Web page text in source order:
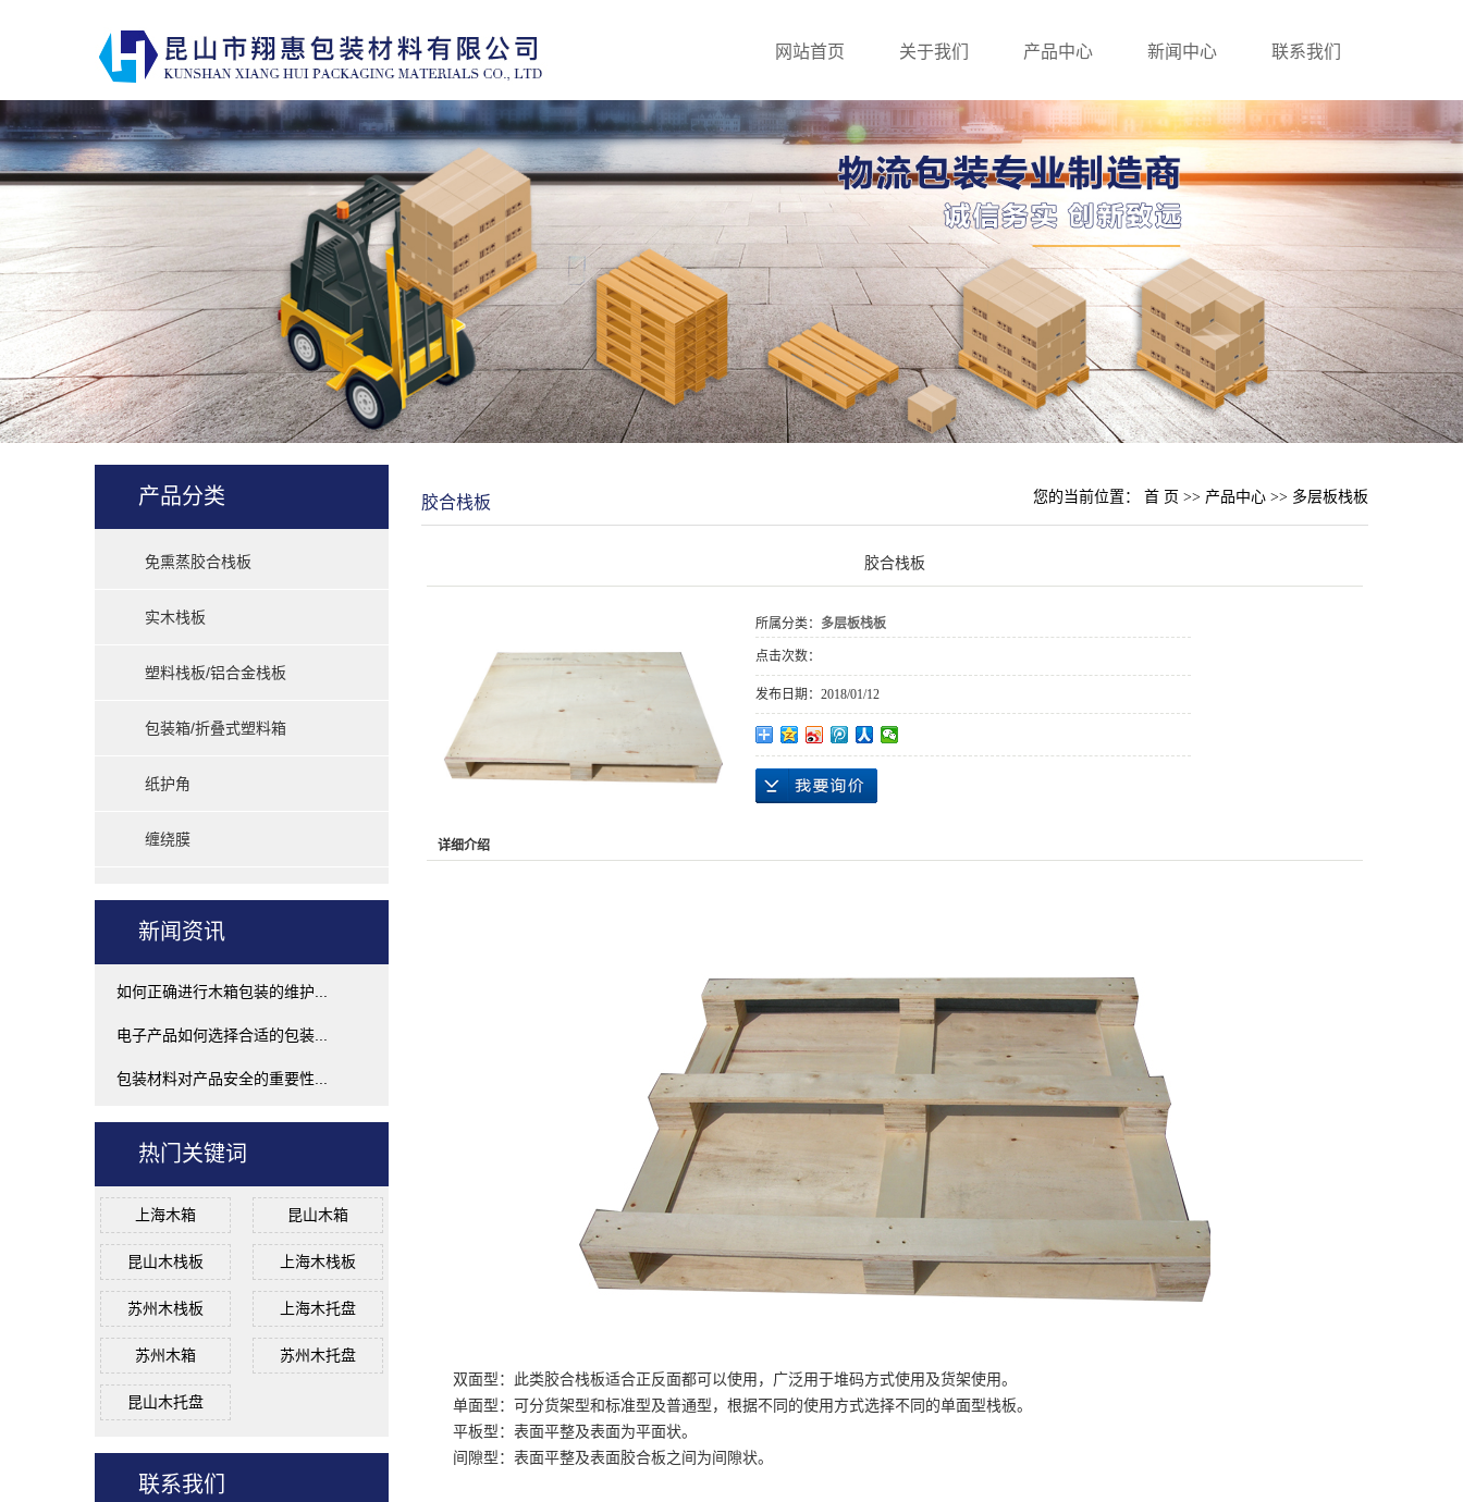
网站首页 关于我们 产品中心 新闻中心 联系我们
产品分类
免熏蒸胶合栈板
实木栈板
塑料栈板/铝合金栈板
包装箱/折叠式塑料箱
纸护角
缠绕膜
新闻资讯
如何正确进行木箱包装的维护...
电子产品如何选择合适的包装...
包装材料对产品安全的重要性...
热门关键词
上海木箱 昆山木箱
昆山木栈板 上海木栈板
苏州木栈板 上海木托盘
苏州木箱 苏州木托盘
昆山木托盘
联系我们
胶合栈板 您的当前位置： 首 页 >> 产品中心 >> 多层板栈板
胶合栈板
所属分类： 多层板栈板
点击次数：
发布日期： 2018/01/12
详细介绍
双面型：此类胶合栈板适合正反面都可以使用，广泛用于堆码方式使用及货架使用。
单面型：可分货架型和标准型及普通型，根据不同的使用方式选择不同的单面型栈板。
平板型：表面平整及表面为平面状。
间隙型：表面平整及表面胶合板之间为间隙状。